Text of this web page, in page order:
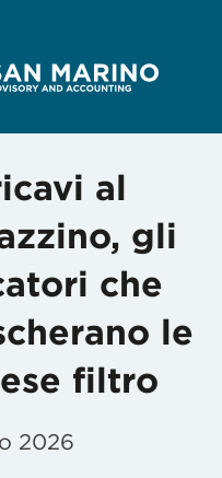
al
gli
che
le
filtro
2026